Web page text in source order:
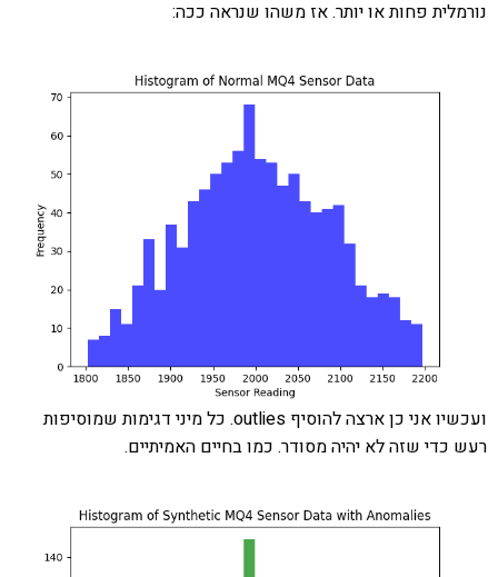
נורמלית פחות או יותר. אז משהו שנראה ככה:
ועכשיו אני כן ארצה להוסיף outlies. כל מיני דגימות שמוסיפות
רעש כדי שזה לא יהיה מסודר. כמו בחיים האמיתיים.